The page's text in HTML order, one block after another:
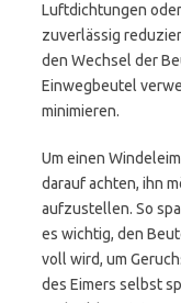
Luftdichtungen
zuverlässig
den Wechsel der
Einwegbeutel
minimieren.
Um einen
darauf achten, ihn
aufzustellen. So
es wichtig, den
voll wird, um
des Eimers selbst